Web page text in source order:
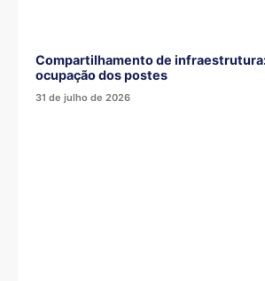
Compartilhamento de
ocupação dos postes
31 de julho de 2026